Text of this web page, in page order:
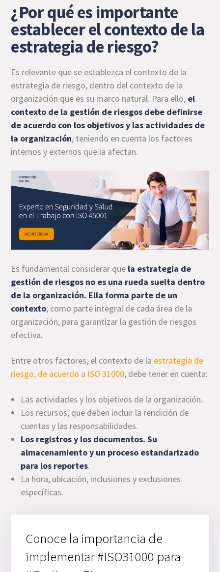
¿Por qué es importante
establecer el contexto de la
estrategia de riesgo?
Es relevante que se establezca el contexto de la
estrategia de riesgo, dentro del contexto de la
organización que es su marco natural. Para ello, el
contexto de la gestión de riesgos debe definirse
de acuerdo con los objetivos y las actividades de
la organización, teniendo en cuenta los factores
internos y externos que la afectan.
Es fundamental considerar que la estrategia de
gestión de riesgos no es una rueda suelta dentro
de la organización. Ella forma parte de un
contexto, como parte integral de cada área de la
organización, para garantizar la gestión de riesgos
efectiva.
Entre otros factores, el contexto de la estrategia de
riesgo, de acuerdo a ISO 31000, debe tener en cuenta:
Las actividades y los objetivos de la organización.
Los recursos, que deben incluir la rendición de
cuentas y las responsabilidades.
Los registros y los documentos. Su
almacenamiento y un proceso estandarizado
para los reportes.
La hora, ubicación, inclusiones y exclusiones
específicas.
Conoce la importancia de
implementar #ISO31000 para